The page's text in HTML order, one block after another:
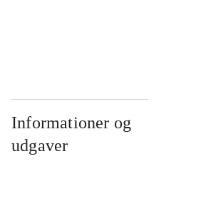
Informationer og
udgaver